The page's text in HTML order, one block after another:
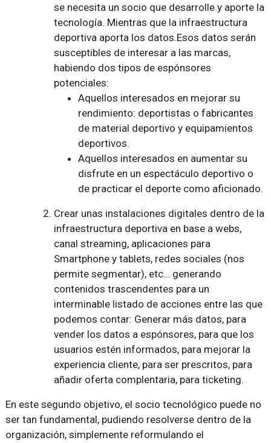
se necesita un socio que desarrolle y aporte la
tecnología. Mientras que la infraestructura
deportiva aporta los datos.Esos datos serán
susceptibles de interesar a las marcas,
habiendo dos tipos de espónsores
potenciales:
Aquellos interesados en mejorar su
rendimiento: deportistas o fabricantes
de material deportivo y equipamientos
deportivos.
Aquellos interesados en aumentar su
disfrute en un espectáculo deportivo o
de practicar el deporte como aficionado.
Crear unas instalaciones digitales dentro de la
infraestructura deportiva en base a webs,
canal streaming, aplicaciones para
Smartphone y tablets, redes sociales (nos
permite segmentar), etc… generando
contenidos trascendentes para un
interminable listado de acciones entre las que
podemos contar: Generar más datos, para
vender los datos a espónsores, para que los
usuarios estén informados, para mejorar la
experiencia cliente, para ser prescritos, para
añadir oferta complentaria, para ticketing.
En este segundo objetivo, el socio tecnológico puede no
ser tan fundamental, pudiendo resolverse dentro de la
organización, simplemente reformulando el